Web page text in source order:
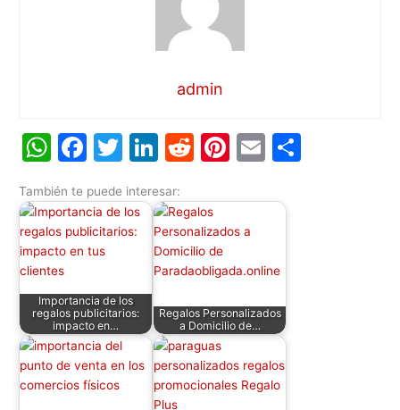
admin
W
at
s
A
p
p
F
c
e
b
o
o
k
T
itt
er
Li
k
e
dI
R
d
di
t
Pi
er
e
st
E
ai
También te puede interesar:
Importancia de los
regalos publicitarios:
impacto en…
Regalos Personalizados
a Domicilio de…